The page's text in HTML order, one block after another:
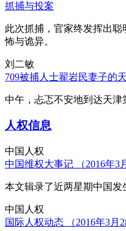
抓捕与投案
此次抓捕，官家终发挥出
怖与诡异。
刘二敏
709被捕人士翟岩民妻子的
中午，忐忑不安地到达天津
人权信息
中国人权
中国维权大事记 （2016年3
本文辑录了近两星期中国发
中国人权
国际人权动态 （2016年3月